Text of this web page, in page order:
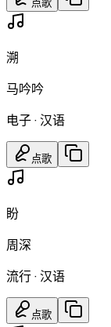
点歌
溯
马吟吟
电子·汉语
点歌
盼
周深
流行·汉语
点歌